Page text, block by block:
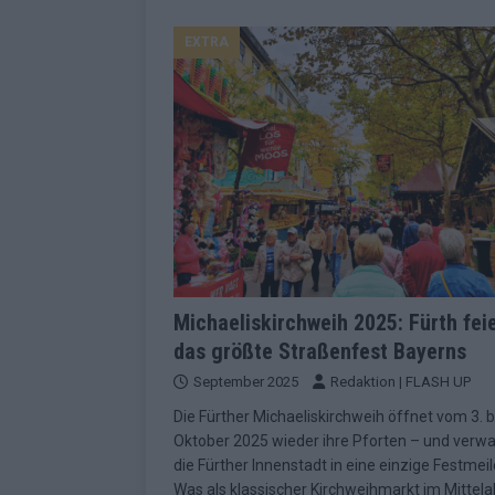
[ Mai 2026 ] ESC-Finale morgen:
KOMMENTAR
[ Mai 2026 ] „Douze Points“ – wie
EUROVISION
[ Mai 2026 ] Das ESC-Finale ist
[ Mai 2026 ] JJ hat den Abend
KOMMENTAR
[ Mai 2026 ] ESC-Halbfinale 2: Das
EXTRA
[ Juni 2026 ] Monaco, Sallys Café,
[ Mai 2026 ] DARA gewinnt verdient,
KOMMENTAR
EXTRA
Michaeliskirchweih 2025: Fürth
das größte Straßenfest Bayerns
September 2025 Redaktion | FLASH UP
Die Fürther Michaeliskirchweih öffnet vom 3.
Oktober 2025 wieder ihre Pforten – und
die Fürther Innenstadt in eine einzige
Was als klassischer Kirchweihmarkt im